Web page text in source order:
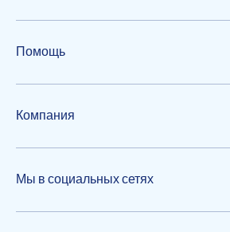
Помощь
Компания
Мы в социальных сетях